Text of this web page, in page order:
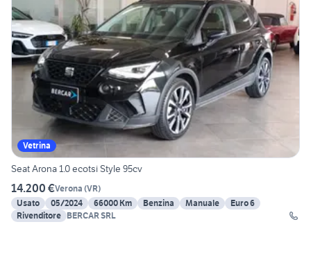
Vetrina
Seat Arona 1.0 ecotsi Style 95cv
14.200 €Verona (VR)
Usato
05/2024 66000 Km Benzina Manuale
Euro 6
Rivenditore BERCAR SRL